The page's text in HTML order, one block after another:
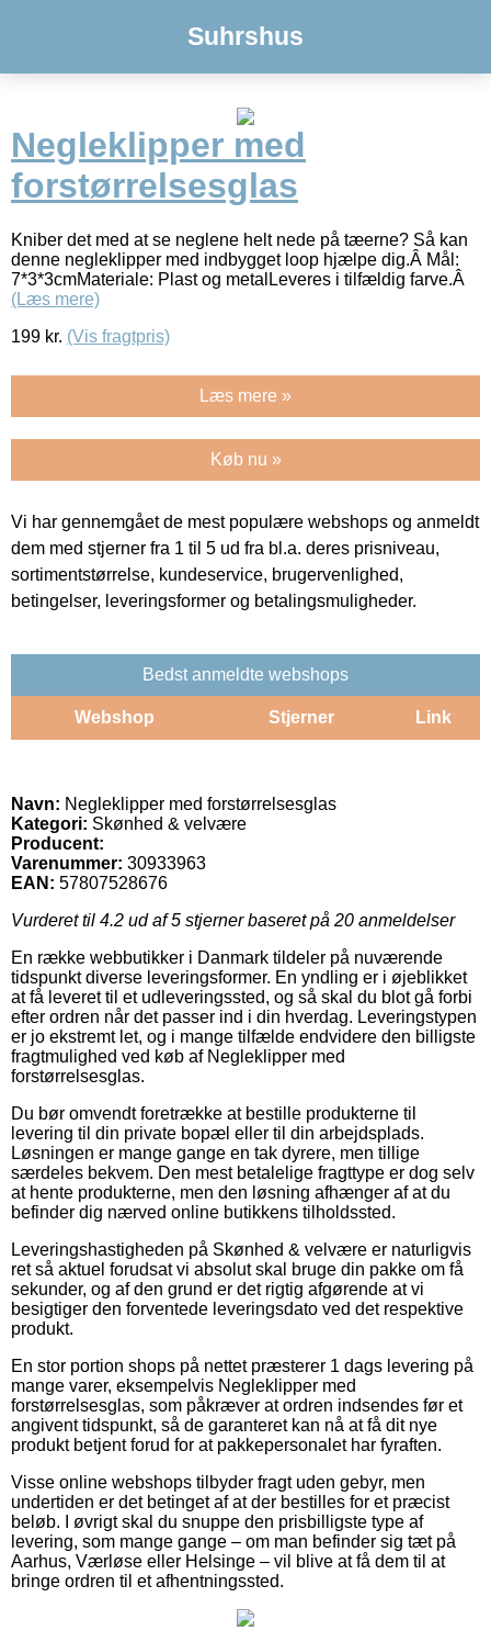
Suhrshus
Negleklipper med
forstørrelsesglas
Kniber det med at se neglene helt nede på tæerne? Så kan
denne negleklipper med indbygget loop hjælpe dig.Â Mål:
7*3*3cmMateriale: Plast og metalLeveres i tilfældig farve.Â
(Læs mere)
199 kr. (Vis fragtpris)
Læs mere »
Køb nu »
Vi har gennemgået de mest populære webshops og anmeldt
dem med stjerner fra 1 til 5 ud fra bl.a. deres prisniveau,
sortimentstørrelse, kundeservice, brugervenlighed,
betingelser, leveringsformer og betalingsmuligheder.
Bedst anmeldte webshops
Webshop Stjerner Link
Navn: Negleklipper med forstørrelsesglas
Kategori: Skønhed & velvære
Producent:
Varenummer: 30933963
EAN: 57807528676
Vurderet til 4.2 ud af 5 stjerner baseret på 20 anmeldelser
En række webbutikker i Danmark tildeler på nuværende
tidspunkt diverse leveringsformer. En yndling er i øjeblikket
at få leveret til et udleveringssted, og så skal du blot gå forbi
efter ordren når det passer ind i din hverdag. Leveringstypen
er jo ekstremt let, og i mange tilfælde endvidere den billigste
fragtmulighed ved køb af Negleklipper med
forstørrelsesglas.
Du bør omvendt foretrække at bestille produkterne til
levering til din private bopæl eller til din arbejdsplads.
Løsningen er mange gange en tak dyrere, men tillige
særdeles bekvem. Den mest betalelige fragttype er dog selv
at hente produkterne, men den løsning afhænger af at du
befinder dig nærved online butikkens tilholdssted.
Leveringshastigheden på Skønhed & velvære er naturligvis
ret så aktuel forudsat vi absolut skal bruge din pakke om få
sekunder, og af den grund er det rigtig afgørende at vi
besigtiger den forventede leveringsdato ved det respektive
produkt.
En stor portion shops på nettet præsterer 1 dags levering på
mange varer, eksempelvis Negleklipper med
forstørrelsesglas, som påkræver at ordren indsendes før et
angivent tidspunkt, så de garanteret kan nå at få dit nye
produkt betjent forud for at pakkepersonalet har fyraften.
Visse online webshops tilbyder fragt uden gebyr, men
undertiden er det betinget af at der bestilles for et præcist
beløb. I øvrigt skal du snuppe den prisbilligste type af
levering, som mange gange – om man befinder sig tæt på
Aarhus, Værløse eller Helsinge – vil blive at få dem til at
bringe ordren til et afhentningssted.